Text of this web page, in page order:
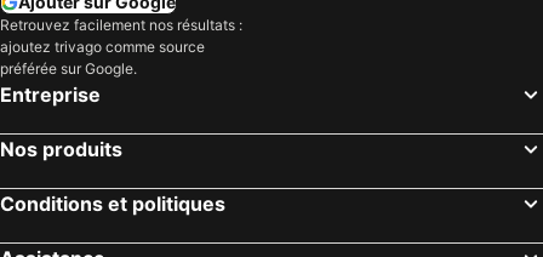
Retrouvez facilement nos résultats :
ajoutez trivago comme source
préférée sur Google.
Entreprise
Nos produits
Conditions et politiques